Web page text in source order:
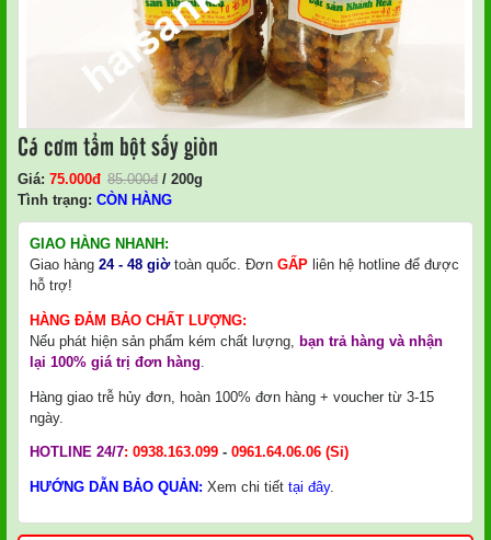
Cá cơm tẩm bột sấy giòn
Giá: 75.000Đ 85.000đ / 200g
Tình trạng: CÒN HÀNG
GIAO HÀNG NHANH:
Giao hàng 24 - 48 giờtoàn quốc. Đơn GẤP liên hệ hotline để được
hỗ trợ!
HÀNG ĐẢM BẢO CHẤT LƯỢNG:
Nếu phát hiện sản phẩm kém chất lượng,
bạn trả hàng và nhận
lại 100% giá trị đơn hàng
Hàng giao trễ hủy đơn, hoàn 100% đơn hàng + voucher từ 3-15
ngày.
HOTLINE 24/7: 0938.163.099 - 0961.64.06.06 (Sỉ)
HƯỚNG DẪN BẢO QUẢN: Xem chi tiết tại đây.